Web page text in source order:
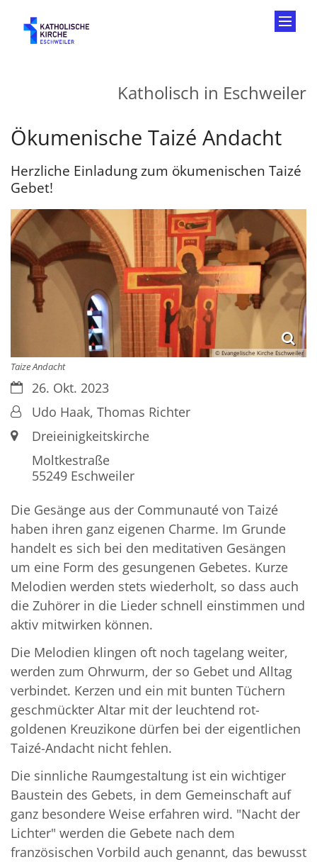
Katholisch in Eschweiler
Ökumenische Taizé Andacht
Herzliche Einladung zum ökumenischen Taizé
Gebet!
© Evangelische Kirche Eschweiler
Taize Andacht
Datum:26. Okt. 2023
Von:Udo Haak, Thomas Richter
Ort: Dreieinigkeitskirche
Moltkestraße
55249 Eschweiler
Die Gesänge aus der Communauté von Taizé
haben ihren ganz eigenen Charme. Im Grunde
handelt es sich bei den meditativen Gesängen
um eine Form des gesungenen Gebetes. Kurze
Melodien werden stets wiederholt, so dass auch
die Zuhörer in die Lieder schnell einstimmen und
aktiv mitwirken können.
Die Melodien klingen oft noch tagelang weiter,
werden zum Ohrwurm, der so Gebet und Alltag
verbindet. Kerzen und ein mit bunten Tüchern
geschmückter Altar mit der leuchtend rot-
goldenen Kreuzikone dürfen bei der eigentlichen
Taizé-Andacht nicht fehlen.
Die sinnliche Raumgestaltung ist ein wichtiger
Baustein des Gebets, in dem Gemeinschaft auf
ganz besondere Weise erfahren wird. "Nacht der
Lichter" werden die Gebete nach dem
französischen Vorbild auch genannt, das bewusst